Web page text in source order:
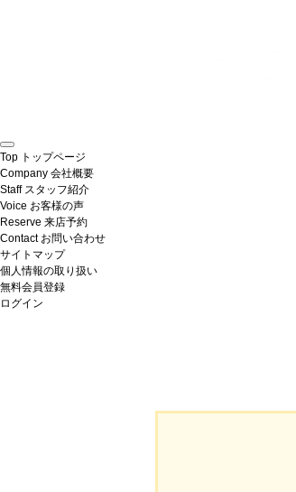
Top トップページ
Company 会社概要
Staff スタッフ紹介
Voice お客様の声
Reserve 来店予約
Contact お問い合わせ
サイトマップ
個人情報の取り扱い
無料会員登録
ログイン